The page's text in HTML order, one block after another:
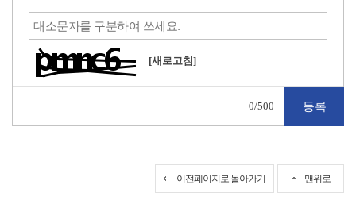
[새로고침]
0/500
이전페이지로 돌아가기 맨위로